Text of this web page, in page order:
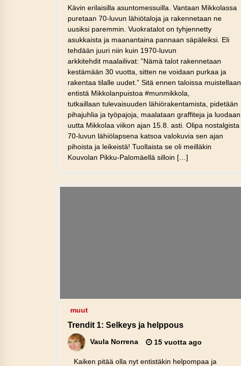
Kävin erilaisilla asuntomessuilla. Vantaan Mikkolassa
puretaan 70-luvun lähiötaloja ja rakennetaan ne
uusiksi paremmin. Vuokratalot on tyhjennetty
asukkaista ja maanantaina pannaan säpäleiksi. Eli
tehdään juuri niin kuin 1970-luvun
arkkitehdit maalailivat: ”Nämä talot rakennetaan
kestämään 30 vuotta, sitten ne voidaan purkaa ja
rakentaa tilalle uudet.” Sitä ennen taloissa muistellaan
entistä Mikkolanpuistoa #munmikkola,
tutkaillaan tulevaisuuden lähiörakentamista, pidetään
pihajuhlia ja työpajoja, maalataan graffiteja ja luodaan
uutta Mikkolaa viikon ajan 15.8. asti. Olipa nostalgista
70-luvun lähiölapsena katsoa valokuvia sen ajan
pihoista ja leikeistä! Tuollaista se oli meilläkin
Kouvolan Pikku-Palomäellä silloin […]
muut
Trendit 1: Selkeys ja helppous
Vaula Norrena 15 vuotta ago
Kaiken pitää olla nyt entistäkin helpompaa ja